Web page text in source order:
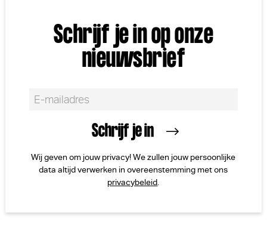
Schrijf je in op onze
nieuwsbrief
Wij geven om jouw privacy! We zullen jouw persoonlijke
data altijd verwerken in overeenstemming met ons
privacybeleid